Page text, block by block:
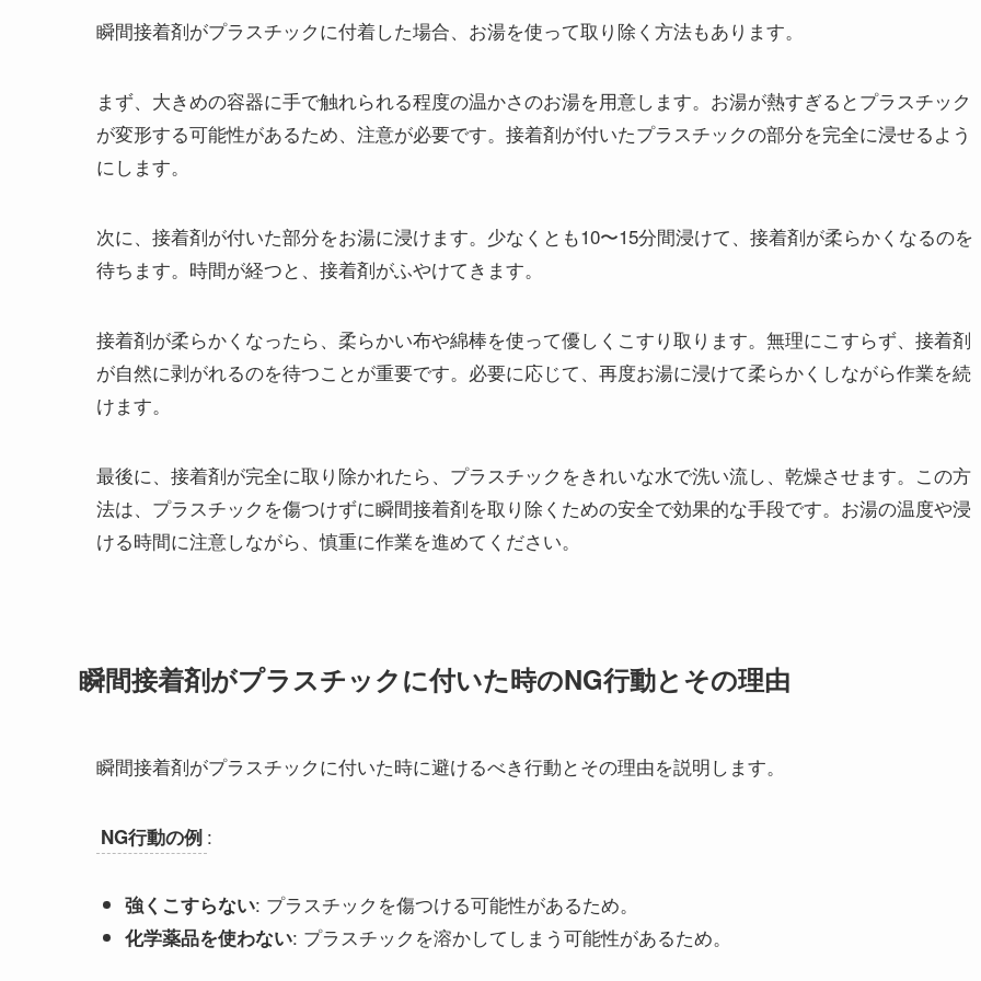
瞬間接着剤がプラスチックに付着した場合、お湯を使って取り除く方法もあります。
まず、大きめの容器に手で触れられる程度の温かさのお湯を用意します。お湯が熱すぎるとプラスチック
が変形する可能性があるため、注意が必要です。接着剤が付いたプラスチックの部分を完全に浸せるよう
にします。
次に、接着剤が付いた部分をお湯に浸けます。少なくとも10〜15分間浸けて、接着剤が柔らかくなるのを
待ちます。時間が経つと、接着剤がふやけてきます。
接着剤が柔らかくなったら、柔らかい布や綿棒を使って優しくこすり取ります。無理にこすらず、接着剤
が自然に剥がれるのを待つことが重要です。必要に応じて、再度お湯に浸けて柔らかくしながら作業を続
けます。
最後に、接着剤が完全に取り除かれたら、プラスチックをきれいな水で洗い流し、乾燥させます。この方
法は、プラスチックを傷つけずに瞬間接着剤を取り除くための安全で効果的な手段です。お湯の温度や浸
ける時間に注意しながら、慎重に作業を進めてください。
瞬間接着剤がプラスチックに付いた時のNG行動とその理由
瞬間接着剤がプラスチックに付いた時に避けるべき行動とその理由を説明します。
NG行動の例 :
強くこすらない: プラスチックを傷つける可能性があるため。
化学薬品を使わない: プラスチックを溶かしてしまう可能性があるため。